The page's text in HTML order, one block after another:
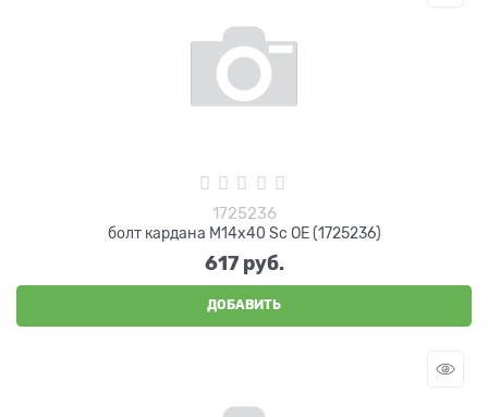
1725236
болт кардана М14х40 Sc OE (1725236)
617 руб.
ДОБАВИТЬ